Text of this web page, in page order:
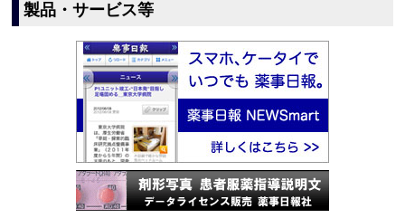
製品・サービス等